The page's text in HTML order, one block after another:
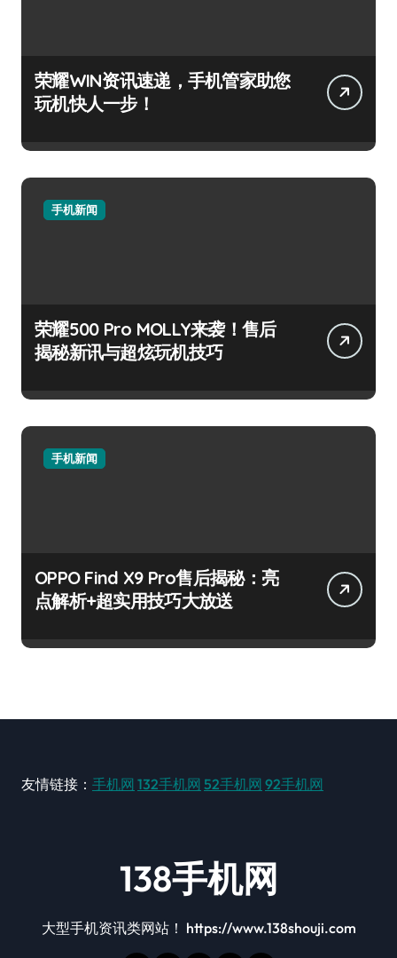
荣耀WIN资讯速递，手机管家助您
玩机快人一步！
手机新闻
荣耀500 Pro MOLLY来袭！售后
揭秘新讯与超炫玩机技巧
手机新闻
OPPO Find X9 Pro售后揭秘：亮
点解析+超实用技巧大放送
友情链接： 手机网 132手机网 52手机网 92手机网
138手机网
大型手机资讯类网站！ https://www.138shouji.com